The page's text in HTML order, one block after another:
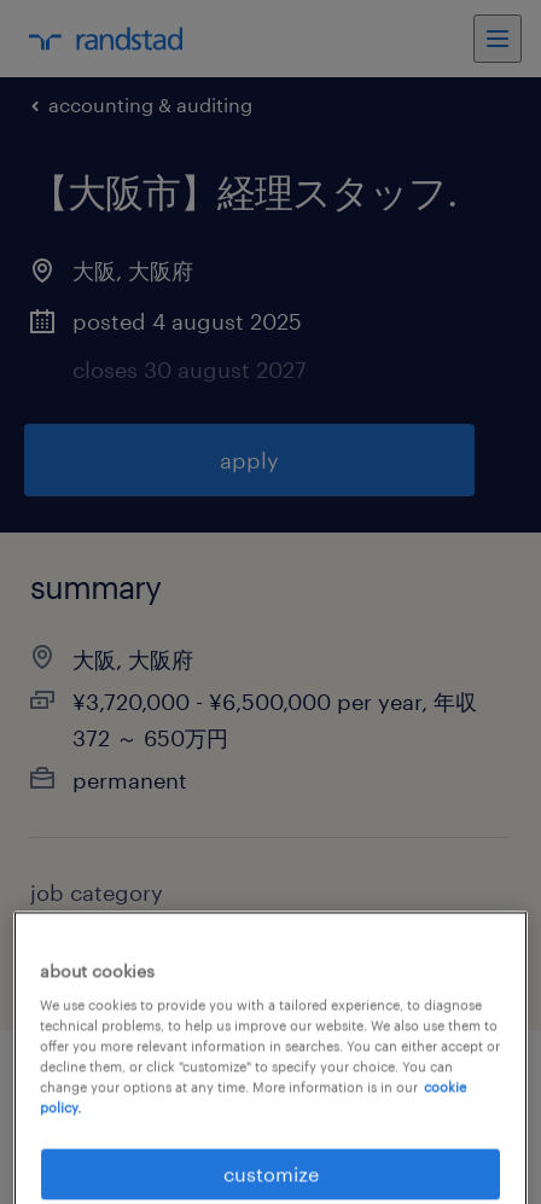
accounting & auditing
【大阪市】経理スタッフ.
大阪, 大阪府
posted 4 august 2025
closes 30 august 2027
apply
summary
大阪, 大阪府
¥3,720,000 - ¥6,500,000 per year, 年収
372 ～ 650万円
permanent
job category
job details
about cookies
We use cookies to provide you with a tailored experience, to diagnose
technical problems, to help us improve our website. We also use them to
offer you more relevant information in searches. You can either accept or
decline them, or click "customize" to specify your choice. You can
change your options at any time. More information is in our cookie
policy.
customize